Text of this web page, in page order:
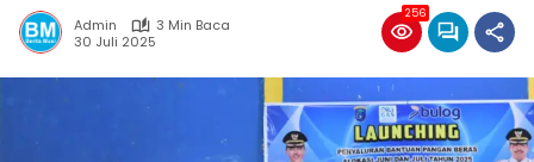
Admin
3 Min Baca
30 Juli 2025
256